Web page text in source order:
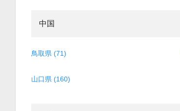
中国
鳥取県 (71)
山口県 (160)